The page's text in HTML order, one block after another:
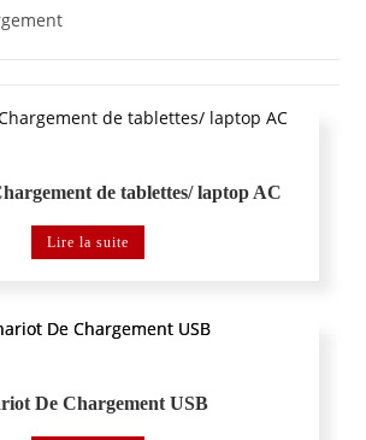
de tablettes/ laptop AC
Lire la suite
De Chargement USB